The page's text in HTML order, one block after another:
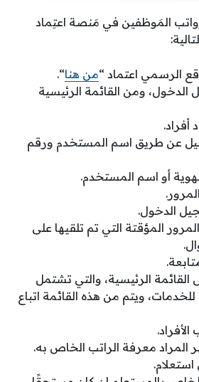
المَوظفين في مَنصة اعتِماد
الرسمي اعتماد “من هنا“.
الدخول، ومن القائمة الرئيسية
أفراد.
عن طريق اسم المستخدم ورقم
أو اسم المستخدم.
الدخول.
المؤقتة التي تم تلقيها على
القائمة الرئيسية، والتي تشتمل
ويتم من هذه القائمة اتباع
الأفراد.
المراد معرفة الراتب الخاص به.